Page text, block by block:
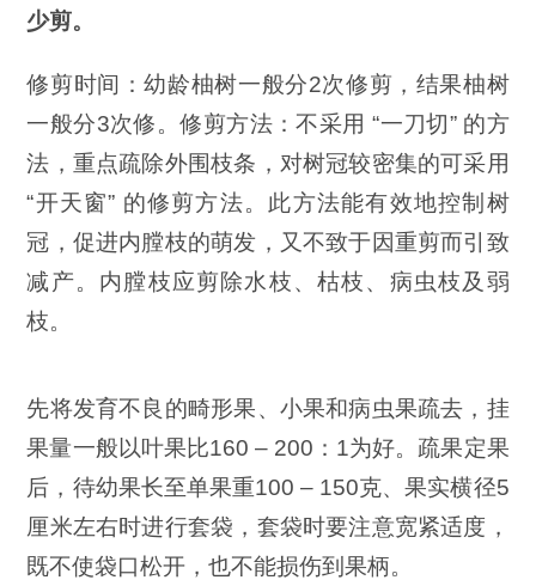
少剪。
修剪时间：幼龄柚树一般分2次修剪，结果柚树
一般分3次修。修剪方法：不采用 “一刀切” 的方
法，重点疏除外围枝条，对树冠较密集的可采用
“开天窗” 的修剪方法。此方法能有效地控制树
冠，促进内膛枝的萌发，又不致于因重剪而引致
减产。内膛枝应剪除水枝、枯枝、病虫枝及弱
枝。
先将发育不良的畸形果、小果和病虫果疏去，挂
果量一般以叶果比160 – 200：1为好。疏果定果
后，待幼果长至单果重100 – 150克、果实横径5
厘米左右时进行套袋，套袋时要注意宽紧适度，
既不使袋口松开，也不能损伤到果柄。